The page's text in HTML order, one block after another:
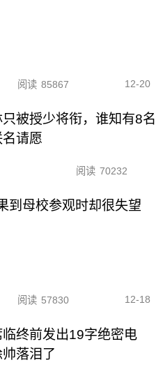
阅读 85867 12-20
被授少将衔，谁知有8名
请愿
阅读 70232
到母校参观时却很失望
阅读 57830 12-18
临终前发出19字绝密电
落泪了